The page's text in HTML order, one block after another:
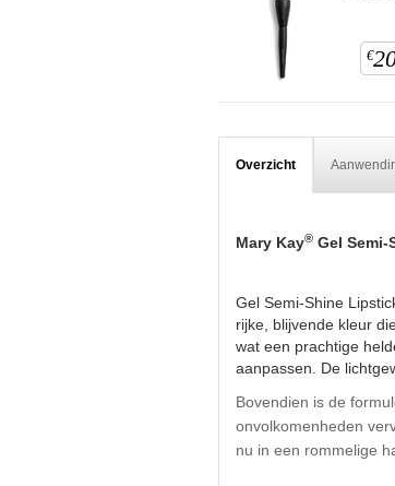
€
Overzicht
Mary Kay®Gel Semi-
Gel Semi-Shine
rijke, blijvende kleur
wat een prachtige
aanpassen. De
Bovendien is de
onvolkomenheden
nu in een rommelige